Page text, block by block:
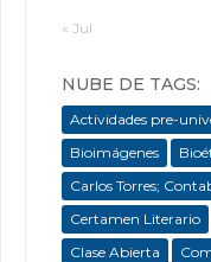
« Jul
NUBE DE TAGS:
Actividades pre-
Bioimágenes
Carlos Torres;
Certamen Literario
Clase Abierta